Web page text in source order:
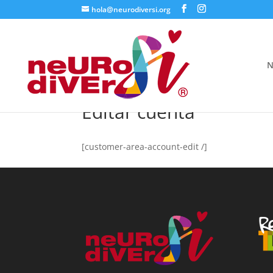
hola@neurodiversi.org
Editar cuenta
[customer-area-account-edit /]